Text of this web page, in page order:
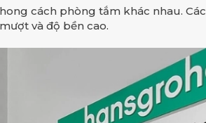
cách phòng tắm khác nhau. Các
và độ bền cao.